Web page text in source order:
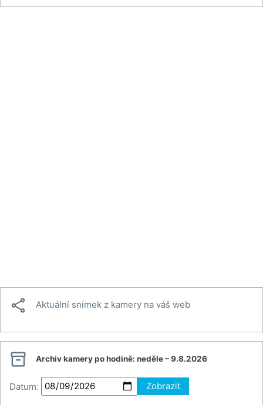
 Aktuální snímek z kamery na váš web
 Archiv kamery po hodině: neděle – 9.8.2026
Datum: Zobrazit